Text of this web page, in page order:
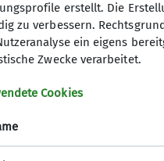
Programm
Vorträge
Anmeldung
erstellt. Die
zu verbessern.
ein eigens
Zwecke verarbeitet.
Cookies